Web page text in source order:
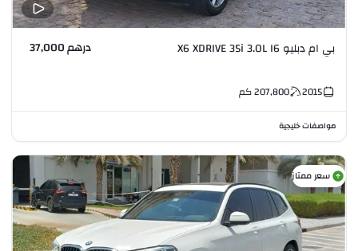
بي ام دبليو X6 XDRIVE 35i 3.0L I6 درهم 37,000
2015
207,800كم
مواصفات خليجية
سعر ممتاز